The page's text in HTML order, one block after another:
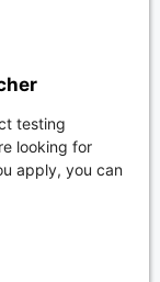
testing
looking for
apply, you can